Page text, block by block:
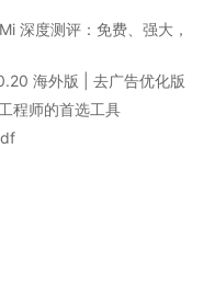
深度测评：免费、强大，
海外版 | 去广告优化版
程师的首选工具